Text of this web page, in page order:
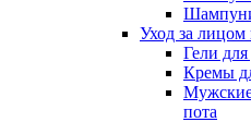
Уход за лицом
Гели
Кремы
пота